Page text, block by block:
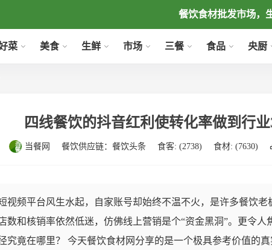
餐饮食材批发市场，
菜 美食 生鲜 市场 三餐 食品 央厨
四线餐饮的抖音红利使转化率做到行
当餐网 餐饮供应链： 餐饮头条 食客: (2738) 食材: (7630)
视频平台风生水起，自家账号却始终不温不火，是许多餐饮老
数和核销率依然低迷，仿佛线上营销是个“资金黑洞”。更令
究竟在哪里？ 今天餐饮食材网分享的是一个极具参考价值的